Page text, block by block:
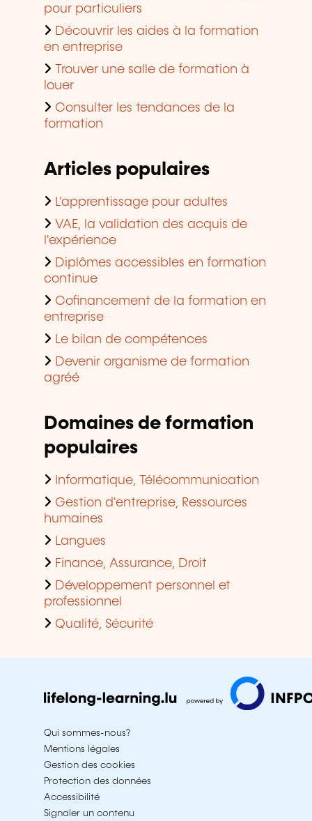
pour particuliers
Découvrir les aides à la formation
en entreprise
Trouver une salle de formation à
louer
Consulter les tendances de la
formation
Articles populaires
L'apprentissage pour adultes
VAE, la validation des acquis de
l'expérience
Diplômes accessibles en formation
continue
Cofinancement de la formation en
entreprise
Le bilan de compétences
Devenir organisme de formation
agréé
Domaines de formation
populaires
Informatique, Télécommunication
Gestion d'entreprise, Ressources
humaines
Langues
Finance, Assurance, Droit
Développement personnel et
professionnel
Qualité, Sécurité
Qui sommes-nous?
Mentions légales
Gestion des cookies
Protection des données
Accessibilité
Signaler un contenu